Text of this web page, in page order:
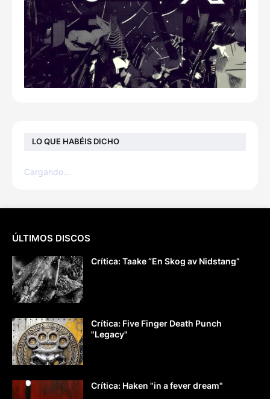
LO QUE HABÉIS DICHO
Cargando...
ÚLTIMOS DISCOS
Crítica: Taake “En Skog av Nidstang”
Crítica: Five Finger Death Punch
"Legacy"
Crítica: Haken "in a fever dream"